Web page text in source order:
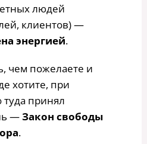
людей
клиентов) —
энергией.
чем пожелаете и
хотите, при
туда принял
—Закон свободы
.